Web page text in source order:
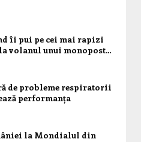
îi pui pe cei mai rapizi
volanul unui monopost...
de probleme respiratorii
performanța
la Mondialul din